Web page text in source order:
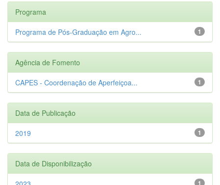
Programa
1
Programa de Pós-Graduação em Agro...
Agência de Fomento
1
CAPES - Coordenação de Aperfeiçoa...
Data de Publicação
1
2019
Data de Disponibilização
1